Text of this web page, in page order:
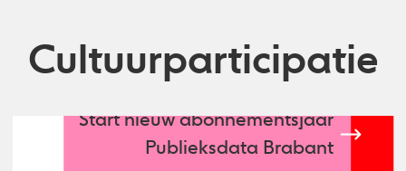
Cultuurparticipatie
Start nieuw abonnementsjaar
Publieksdata Brabant